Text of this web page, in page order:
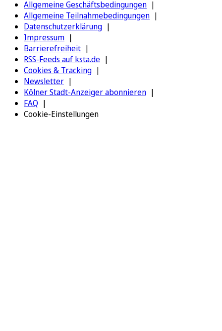
Allgemeine Geschäftsbedingungen
Allgemeine Teilnahmebedingungen
Datenschutzerklärung
Impressum
Barrierefreiheit
RSS-Feeds auf ksta.de
Cookies & Tracking
Newsletter
Kölner Stadt-Anzeiger abonnieren
FAQ
Cookie-Einstellungen